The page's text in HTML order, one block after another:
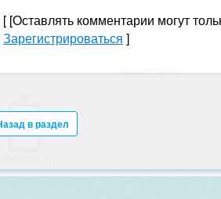
[ [Оставлять комментарии могут
Зарегистрироваться ]
в раздел